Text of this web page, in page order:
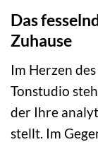
Das
Zuhause
Im Herzen
Tonstudio
der Ihre
stellt. Im